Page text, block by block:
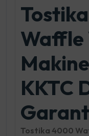
Waffle
KKTC
Tostika 4000